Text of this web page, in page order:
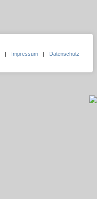
| Impressum |
Datenschutz